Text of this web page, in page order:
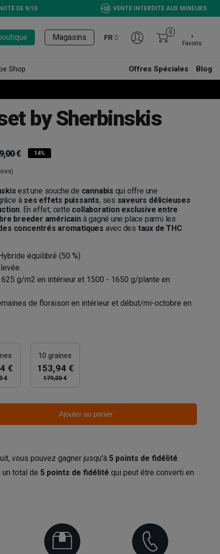
DE 9/10 VENTE INTERDITE AUX MINEURS
Magasins FR
0
Favoris
Shop Offres Spéciales Blog
by Sherbinskis
€ 14%
est une souche de cannabis qui offre une
àses effets puissants, ses saveurs délicieuses
. En effet, cette collaboration exclusive entre
breeder américainà gagné une place parmi les
concentrés aromatiques avec des taux de THC
équilibré (50 %)
g/m2 en intérieur et 1500 - 1650 g/plante en
de floraison en intérieur et début/mi-octobre en
€
€
10 graines
153,94 €
179,00 €
Ajouter au panier
vous pouvez gagner jusqu'à 5 points de fidélité.
un total de 5 points de fidélité qui peut être converti en